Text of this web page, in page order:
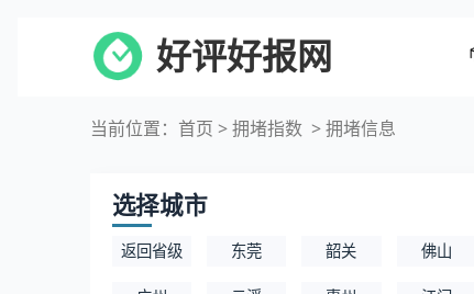
好评好报网
当前位置： 首页 >拥堵指数 > 拥堵信息
选择城市
返回省级 东莞 韶关 佛山